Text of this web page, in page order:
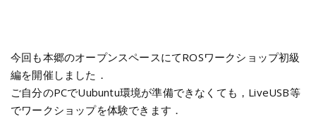
今回も本郷のオープンスペースにてROSワークショップ初級
編を開催しました．
ご自分のPCでUubuntu環境が準備できなくても，LiveUSB等
でワークショップを体験できます．